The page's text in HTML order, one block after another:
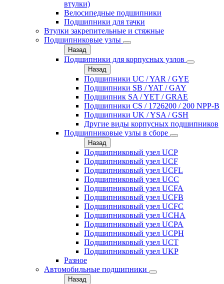
втулки)
Велосипедные подшипники
Подшипники для тачки
Втулки закрепительные и стяжные
Подшипниковые узлы
Назад
Подшипники для корпусных узлов
Назад
Подшипники UC / YAR / GYE
Подшипники SB / YAT / GAY
Подшипник SA / YET / GRAE
Подшипники CS / 1726200 / 200 NPP-B
Подшипники UK / YSA / GSH
Другие виды корпусных подшипников
Подшипниковые узлы в сборе
Назад
Подшипниковый узел UCP
Подшипниковый узел UCF
Подшипниковый узел UCFL
Подшипниковый узел UCC
Подшипниковый узел UCFA
Подшипниковый узел UCFB
Подшипниковый узел UCFC
Подшипниковый узел UCHA
Подшипниковый узел UCPA
Подшипниковый узел UCPH
Подшипниковый узел UCT
Подшипниковый узел UKP
Разное
Автомобильные подшипники
Назад